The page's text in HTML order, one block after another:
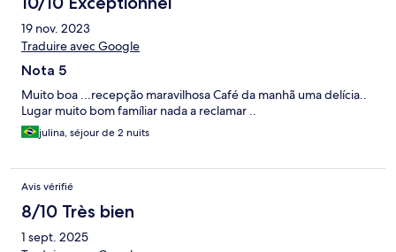
19 nov. 2023
Traduire avec Google
Nota 5
Muito boa ...recepção maravilhosa Café da manhã uma delícia..
Lugar muito bom famíliar nada a reclamar ..
julina, séjour de 2 nuits
Avis vérifié
8/10 Très bien
1 sept. 2025